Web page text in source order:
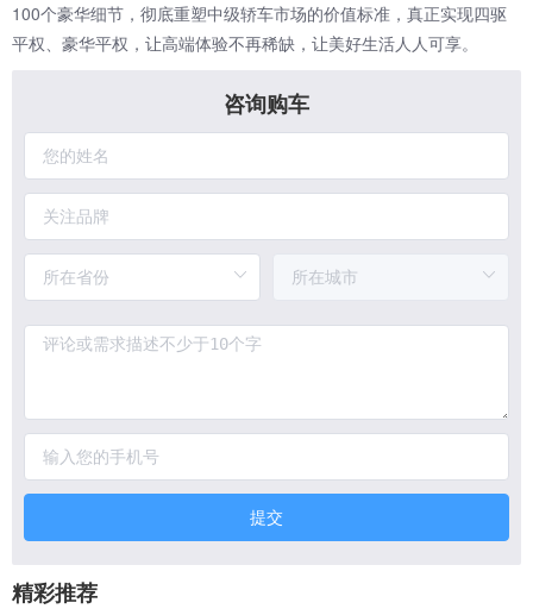
100个豪华细节，彻底重塑中级轿车市场的价值标准，真正实现四驱
平权、豪华平权，让高端体验不再稀缺，让美好生活人人可享。
咨询购车
提交
精彩推荐